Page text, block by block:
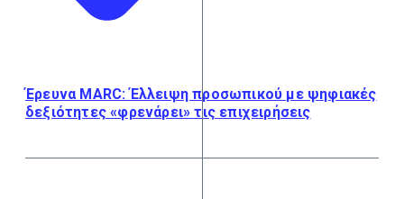
Έρευνα MARC: Έλλειψη προσωπικού με ψηφιακές
δεξιότητες «φρενάρει» τις επιχειρήσεις